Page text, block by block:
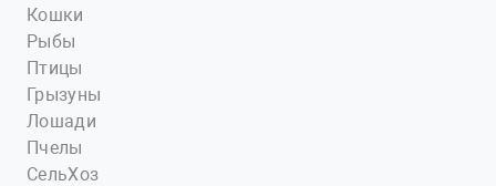
Кошки
Рыбы
Птицы
Грызуны
Лошади
Пчелы
СельХоз